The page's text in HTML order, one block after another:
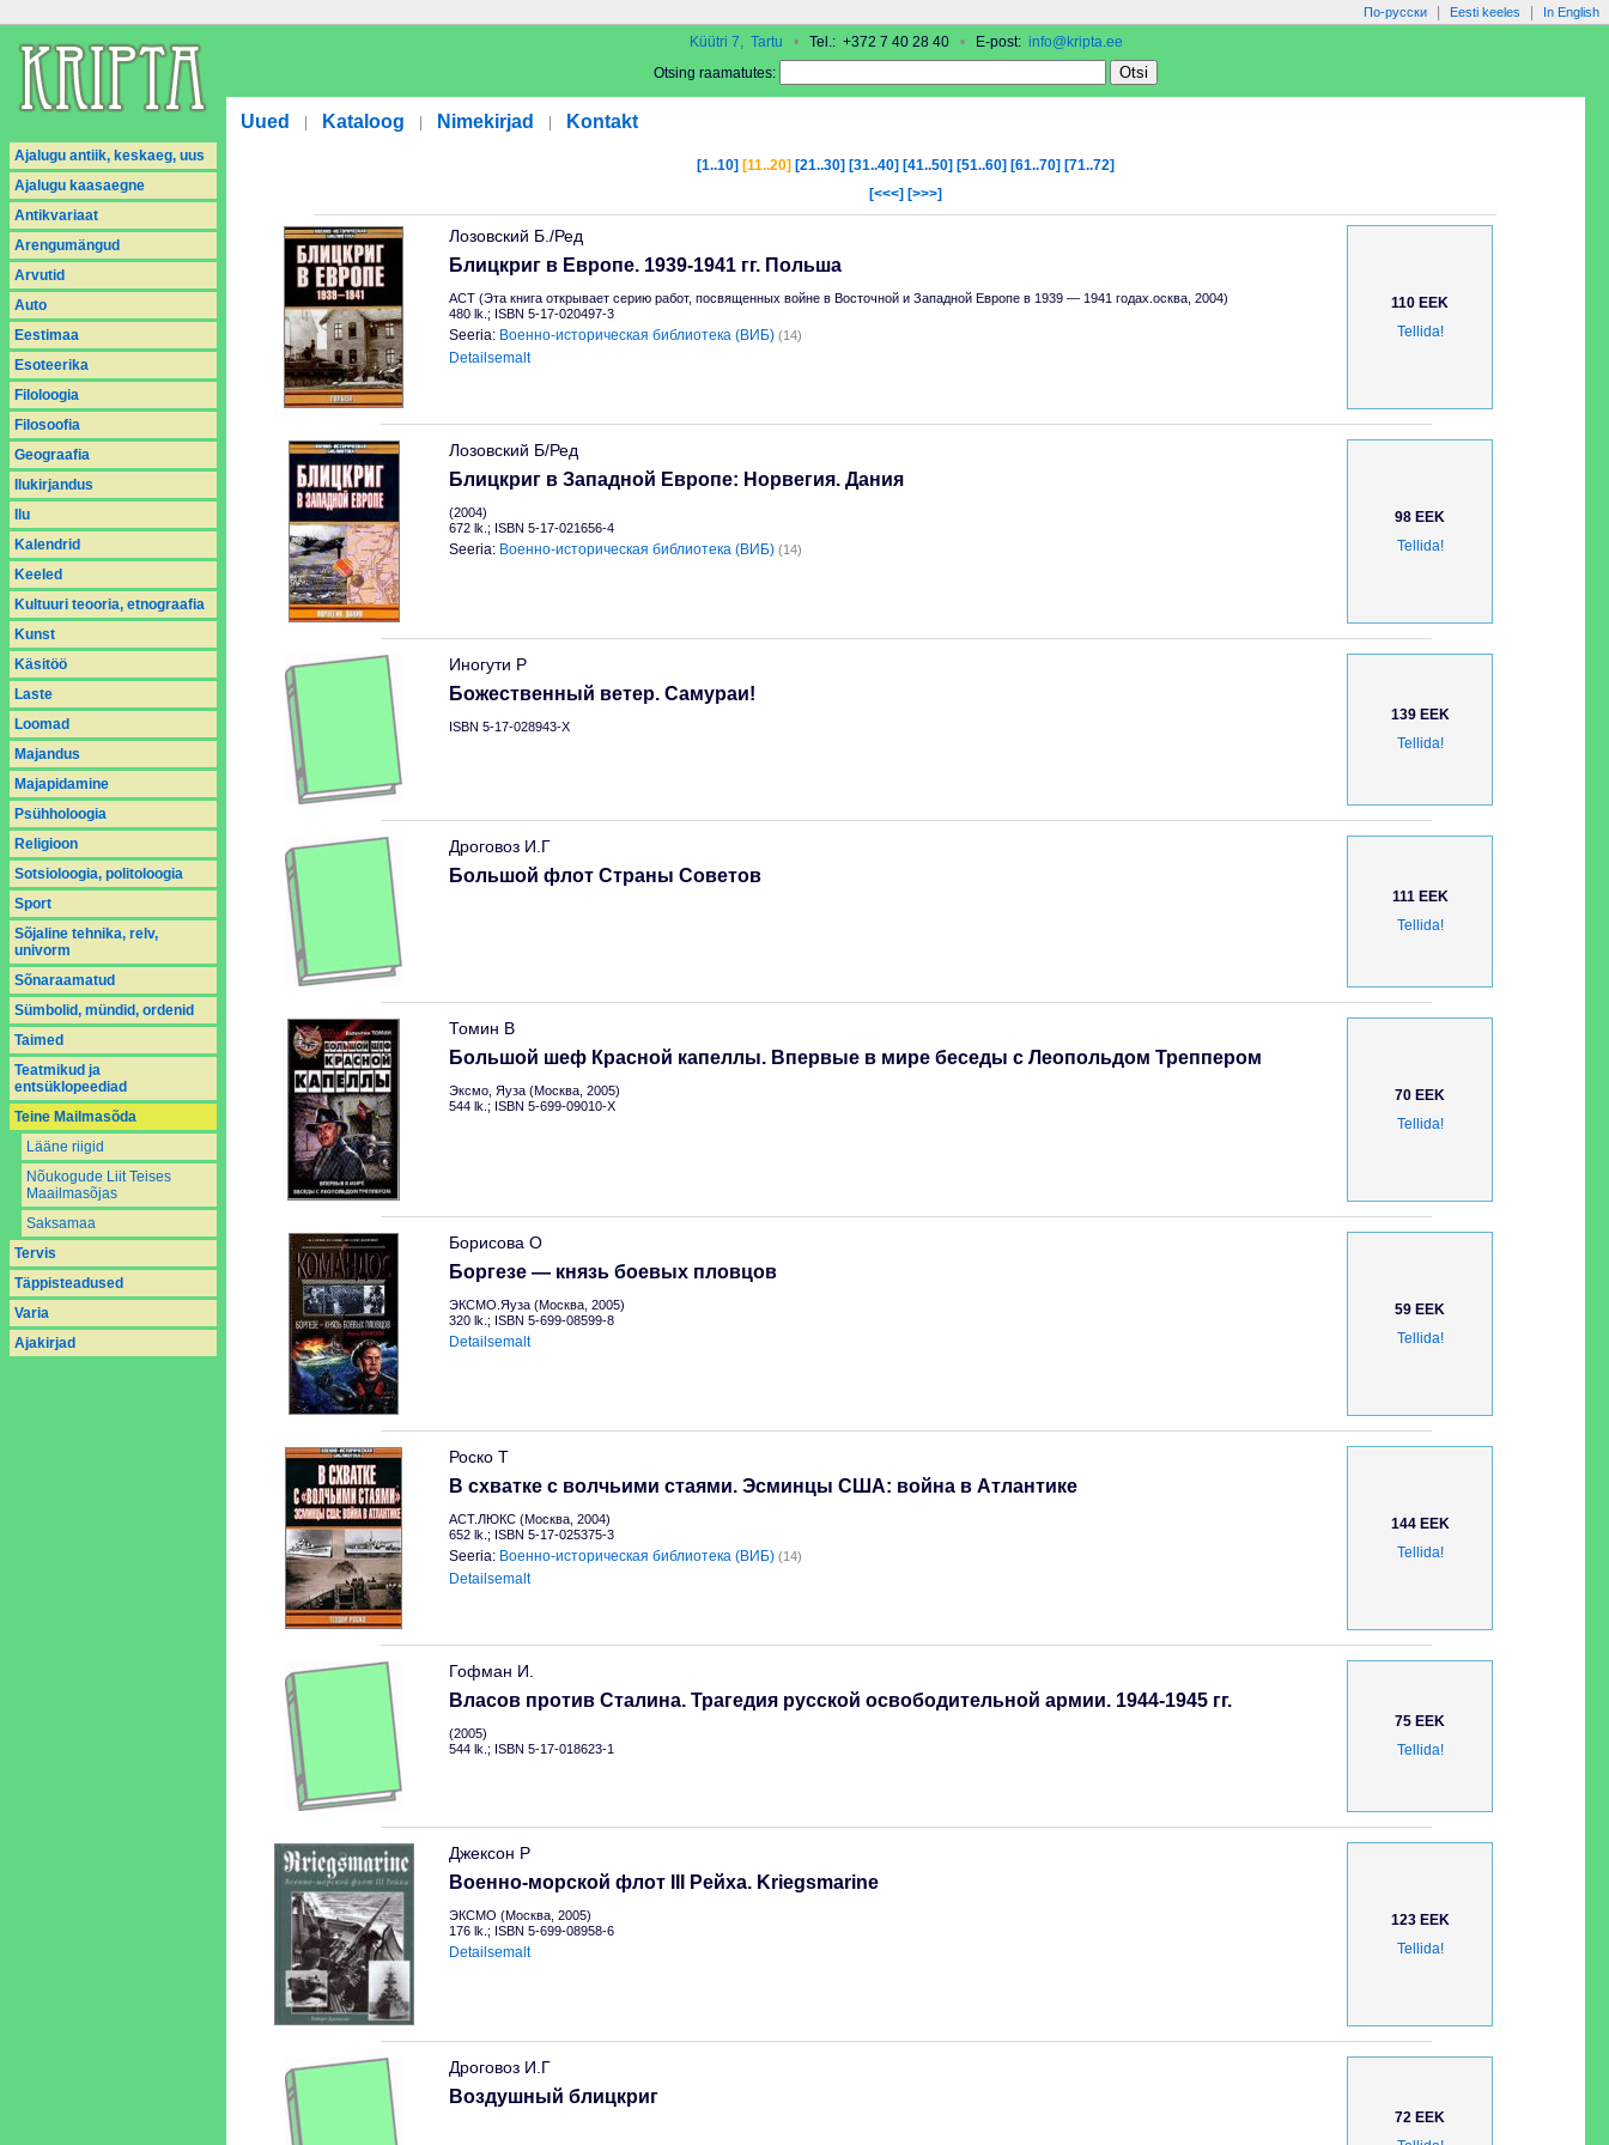
По-русски Eesti keeles In English
Küütri 7, Tartu •Tel.: +372 7 40 28 40 •E-post: info@kripta.ee
Otsing raamatutes:
Uued Kataloog Nimekirjad Kontakt
Ajalugu antiik, keskaeg, uus
Ajalugu kaasaegne
Antikvariaat
Arengumängud
Arvutid
Auto
Eestimaa
Esoteerika
Filoloogia
Filosoofia
Geograafia
Ilukirjandus
Ilu
Kalendrid
Keeled
Kultuuri teooria, etnograafia
Kunst
Käsitöö
Laste
Loomad
Majandus
Majapidamine
Psühholoogia
Religioon
Sotsioloogia, politoloogia
Sport
Sõjaline tehnika, relv,
univorm
Sõnaraamatud
Sümbolid, mündid, ordenid
Taimed
Teatmikud ja
entsüklopeediad
Teine Mailmasõda
Lääne riigid
Nõukogude Liit Teises
Maailmasõjas
Saksamaa
Tervis
Täppisteadused
Varia
Аjakirjad
[1..10] [11..20] [21..30] [31..40] [41..50] [51..60] [61..70] [71..72]
[<<<] [>>>]
Лозовский Б./Ред
Блицкриг в Европе. 1939-1941 гг. Польша
АСТ (Эта книга открывает серию работ, посвященных войне в Восточной и Западной Европе в 1939 — 1941 годах.осква, 2004)
480 lk.; ISBN 5-17-020497-3
Seeria: Военно-историческая библиотека (ВИБ) (14)
Detailsemalt
110 EEK
Tellida!
Лозовский Б/Ред
Блицкриг в Западной Европе: Норвегия. Дания
(2004)
672 lk.; ISBN 5-17-021656-4
Seeria: Военно-историческая библиотека (ВИБ) (14)
98 EEK
Tellida!
Иногути Р
Божественный ветер. Самураи!
ISBN 5-17-028943-Х
139 EEK
Tellida!
Дроговоз И.Г
Большой флот Страны Советов
111 EEK
Tellida!
Томин В
Большой шеф Красной капеллы. Впервые в мире беседы с Леопольдом Треппером
Эксмо, Яуза (Москва, 2005)
544 lk.; ISBN 5-699-09010-X
70 EEK
Tellida!
Борисова О
Боргезе — князь боевых пловцов
ЭКСМО.Яуза (Москва, 2005)
320 lk.; ISBN 5-699-08599-8
Detailsemalt
59 EEK
Tellida!
Роско Т
В схватке с волчьими стаями. Эсминцы США: война в Атлантике
АСТ.ЛЮКС (Москва, 2004)
652 lk.; ISBN 5-17-025375-3
Seeria: Военно-историческая библиотека (ВИБ) (14)
Detailsemalt
144 EEK
Tellida!
Гофман И.
Власов против Сталина. Трагедия русской освободительной армии. 1944-1945 гг.
(2005)
544 lk.; ISBN 5-17-018623-1
75 EEK
Tellida!
Джексон Р
Военно-морской флот III Рейха. Kriegsmarine
ЭКСМО (Москва, 2005)
176 lk.; ISBN 5-699-08958-6
Detailsemalt
123 EEK
Tellida!
Дроговоз И.Г
Воздушный блицкриг
72 EEK